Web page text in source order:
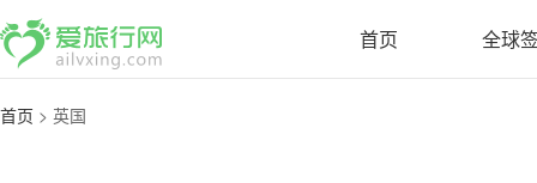
首页 全球
首页 > 英国